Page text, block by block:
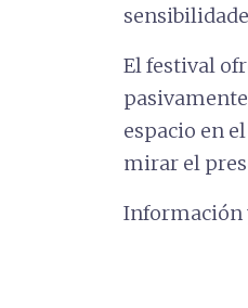
El festival
espacio en
mirar el
Información